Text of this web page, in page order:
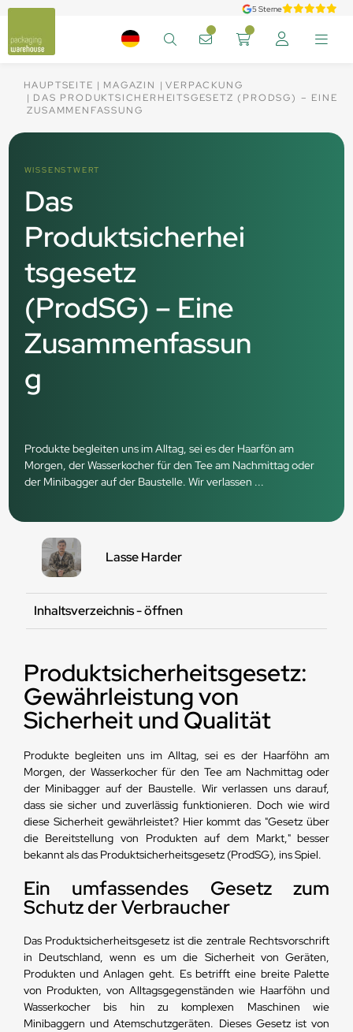
5 Sterne
HAUPTSEITE MAGAZIN
VERPACKUNG
DAS PRODUKTSICHERHEITSGESETZ (PRODSG) – EINE
ZUSAMMENFASSUNG
WISSENSTWERT
Das
Produktsicherhei
tsgesetz
(ProdSG) – Eine
Zusammenfassun
g
Produkte begleiten uns im Alltag, sei es der Haarfön am
Morgen, der Wasserkocher für den Tee am Nachmittag oder
der Minibagger auf der Baustelle. Wir verlassen ...
Produktsicherheitsgesetz:
Gewährleistung von
Sicherheit und Qualität
Produkte begleiten uns im Alltag, sei es der Haarföhn am
Morgen, der Wasserkocher für den Tee am Nachmittag oder
der Minibagger auf der Baustelle. Wir verlassen uns darauf,
dass sie sicher und zuverlässig funktionieren. Doch wie wird
diese Sicherheit gewährleistet? Hier kommt das "Gesetz über
die Bereitstellung von Produkten auf dem Markt," besser
bekannt als das Produktsicherheitsgesetz (ProdSG), ins Spiel.
Ein umfassendes Gesetz zum
Schutz der Verbraucher
Das Produktsicherheitsgesetz ist die zentrale Rechtsvorschrift
in Deutschland, wenn es um die Sicherheit von Geräten,
Produkten und Anlagen geht. Es betrifft eine breite Palette
von Produkten, von Alltagsgegenständen wie Haarföhn und
Wasserkocher bis hin zu komplexen Maschinen wie
Minibaggern und Atemschutzgeräten. Dieses Gesetz ist von
Inhaltsverzeichnis - öffnen
Lasse Harder